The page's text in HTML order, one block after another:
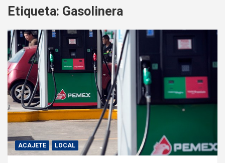
Etiqueta: Gasolinera
ACAJETE LOCAL